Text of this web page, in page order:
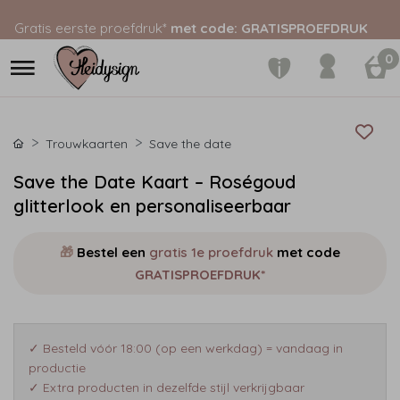
Gratis eerste proefdruk* met code: GRATISPROEFDRUK
0
Trouwkaarten Save the date
Save the Date Kaart – Roségoud
glitterlook en personaliseerbaar
🎁 Bestel een gratis 1e proefdruk met code
GRATISPROEFDRUK*
✓ Besteld vóór 18:00 (op een werkdag) = vandaag in
productie
✓ Extra producten in dezelfde stijl verkrijgbaar